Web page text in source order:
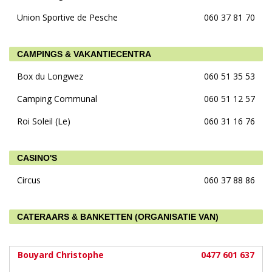
Union Sportive de Pesche
060 37 81 70
CAMPINGS & VAKANTIECENTRA
Box du Longwez
060 51 35 53
Camping Communal
060 51 12 57
Roi Soleil (Le)
060 31 16 76
CASINO'S
Circus 060 37 88 86
CATERAARS & BANKETTEN (ORGANISATIE VAN)
Bouyard Christophe 0477 601 637